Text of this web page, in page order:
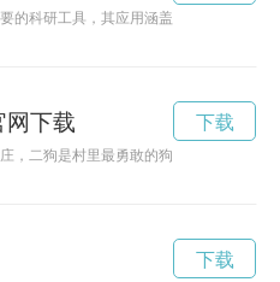
的科研工具，其应用涵盖物理学、化学
网下载
，二狗是村里最勇敢的狗，他喜欢在山
下载
下载